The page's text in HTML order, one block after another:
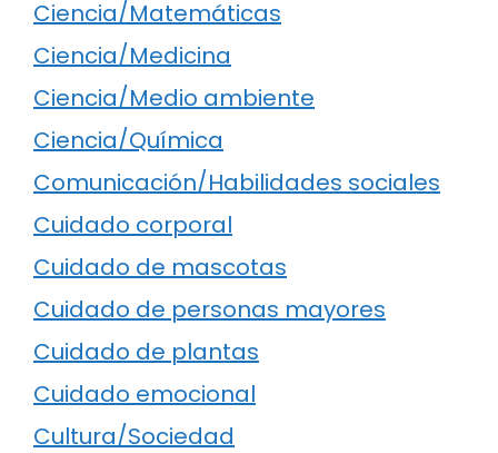
Ciencia/Matemáticas
Ciencia/Medicina
Ciencia/Medio ambiente
Ciencia/Química
Comunicación/Habilidades sociales
Cuidado corporal
Cuidado de mascotas
Cuidado de personas mayores
Cuidado de plantas
Cuidado emocional
Cultura/Sociedad